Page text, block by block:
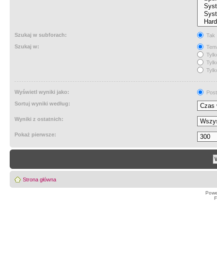
Szukaj w subforach:
Tak
Szukaj w:
Wyświetl wyniki jako:
Sortuj wyniki według:
Wyniki z ostatnich:
Pokaż pierwsze:
Strona główna